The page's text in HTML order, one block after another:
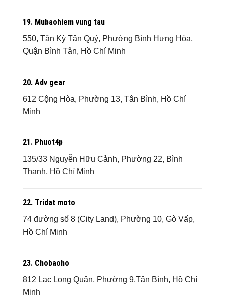
19. Mubaohiem vung tau
550, Tân Kỳ Tân Quý, Phường Bình Hưng Hòa,
Quận Bình Tân, Hồ Chí Minh
20. Adv gear
612 Cộng Hòa, Phường 13, Tân Bình, Hồ Chí
Minh
21. Phuot4p
135/33 Nguyễn Hữu Cảnh, Phường 22, Bình
Thạnh, Hồ Chí Minh
22. Tridat moto
74 đường số 8 (City Land), Phường 10, Gò Vấp,
Hồ Chí Minh
23. Chobaoho
812 Lạc Long Quân, Phường 9,Tân Bình, Hồ Chí
Minh